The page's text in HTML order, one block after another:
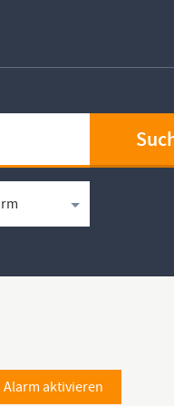
Alarmaktivieren